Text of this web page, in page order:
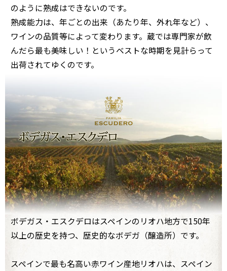
のように熟成はできないのです。
熟成能力は、年ごとの出来（あたり年、外れ年など）、
ワインの品質等によって変わります。蔵では専門家が飲
んだら最も美味しい！というベストな時期を見計らって
出荷されてゆくのです。
ボデガス・エスクデロはスペインのリオハ地方で150年
以上の歴史を持つ、歴史的なボデガ（醸造所）です。
スペインで最も名高い赤ワイン産地リオハは、スペイン